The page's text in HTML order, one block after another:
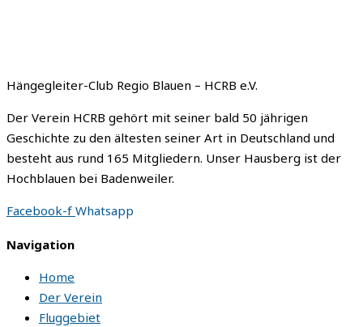
Hängegleiter-Club Regio Blauen – HCRB e.V.
Der Verein HCRB gehört mit seiner bald 50 jährigen
Geschichte zu den ältesten seiner Art in Deutschland und
besteht aus rund 165 Mitgliedern. Unser Hausberg ist der
Hochblauen bei Badenweiler.
Facebook-f Whatsapp
Navigation
Home
Der Verein
Fluggebiet